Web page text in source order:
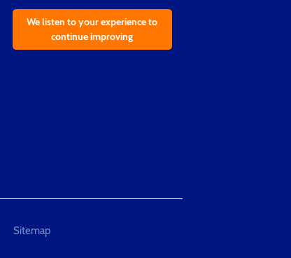
We listen to your experience to
continue improving
Sitemap